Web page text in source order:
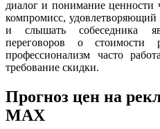
диалог и понимание ценности
компромисс,
и слышать собеседника
переговоров о стоимости
профессионализм часто
требование скидки.
Прогноз цен на
MAX